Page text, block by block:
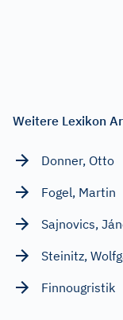
Weitere Lexikon
Donner, Otto
Fogel, Martin
Sajnovics,
Steinitz,
Finnougristik